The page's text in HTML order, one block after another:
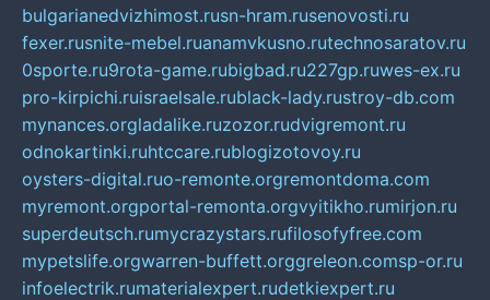
bulgarianedvizhimost.rusn-hram.rusenovosti.ru
fexer.rusnite-mebel.ruanamvkusno.rutechnosaratov.ru
0sporte.ru9rota-game.rubigbad.ru227gp.ruwes-ex.ru
pro-kirpichi.ruisraelsale.rublack-lady.rustroy-db.com
mynances.orgladalike.ruzozor.rudvigremont.ru
odnokartinki.ruhtccare.rublogizotovoy.ru
oysters-digital.ruo-remonte.orgremontdoma.com
myremont.orgportal-remonta.orgvyitikho.rumirjon.ru
superdeutsch.rumycrazystars.rufilosofyfree.com
mypetslife.orgwarren-buffett.orggreleon.comsp-or.ru
infoelectrik.rumaterialexpert.rudetkiexpert.ru